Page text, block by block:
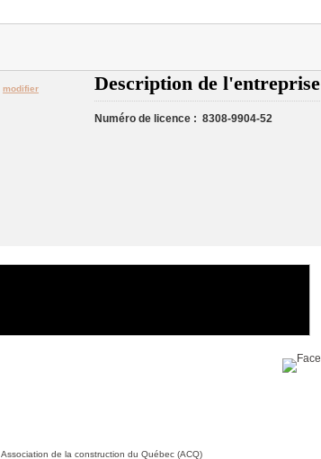
modifier Description de l'entreprise
Numéro de licence : 8308-9904-52
Association de la construction du Québec (ACQ)